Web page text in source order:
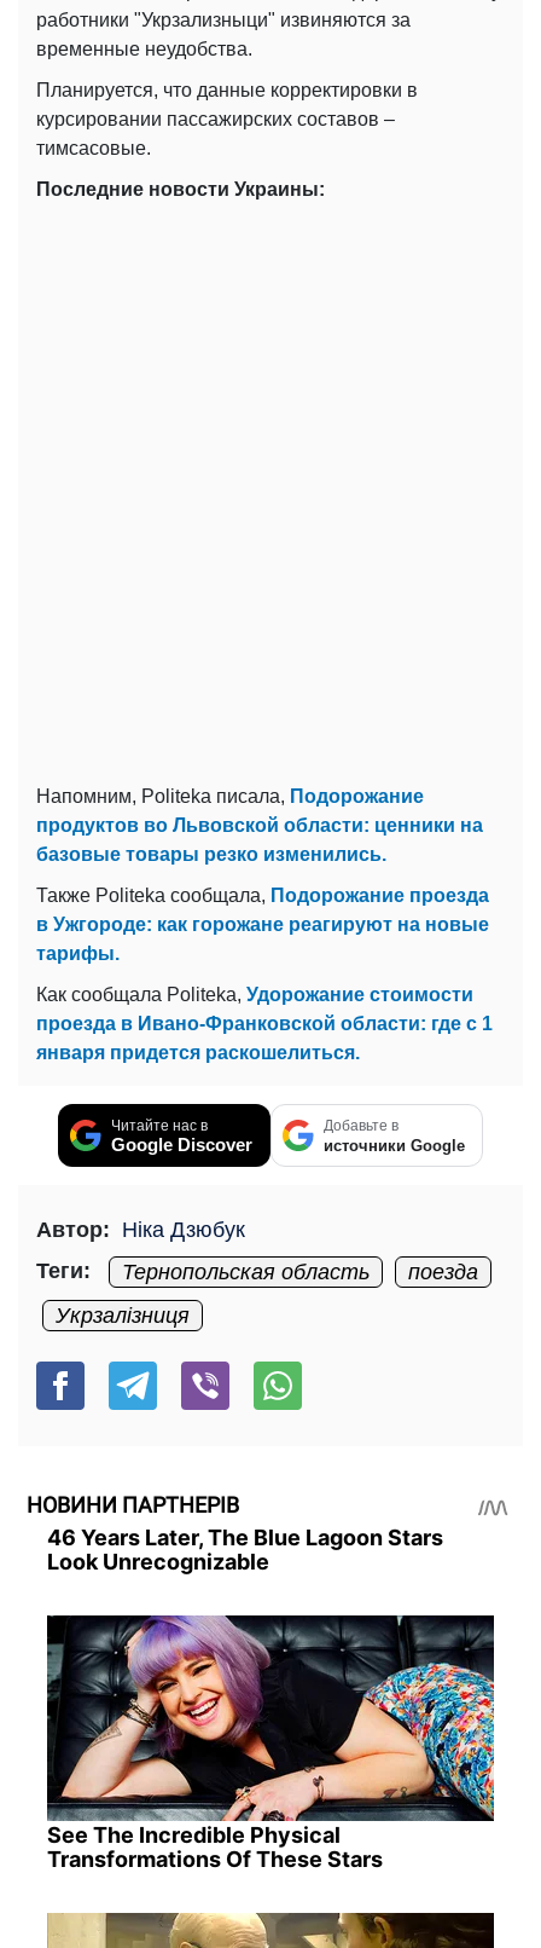
работники "Укрзализныци" извиняются за
временные неудобства.
Планируется, что данные корректировки в
курсировании пассажирских составов –
тимсасовые.
Последние новости Украины:
Напомним, Politeka писала, Подорожание
продуктов во Львовской области: ценники на
базовые товары резко изменились.
Также Politeka сообщала, Подорожание проезда
в Ужгороде: как горожане реагируют на новые
тарифы.
Как сообщала Politeka, Удорожание стоимости
проезда в Ивано-Франковской области: где с 1
января придется раскошелиться.
Читайте нас в
Google Discover
Добавьте в
источники Google
Автор: Ніка Дзюбук
Теги:
Тернопольская область
поезда
Укрзалізниця
НОВИНИ ПАРТНЕРІВ
46 Years Later, The Blue Lagoon Stars
Look Unrecognizable
See The Incredible Physical
Transformations Of These Stars